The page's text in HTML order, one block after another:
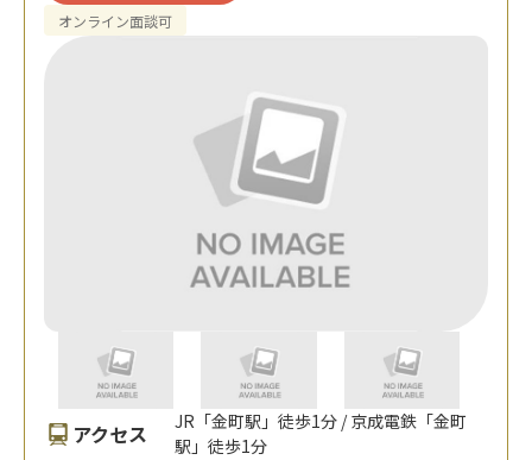
オンライン面談可
アクセス
JR「金町駅」徒歩1分 / 京成電鉄「金町
駅」徒歩1分